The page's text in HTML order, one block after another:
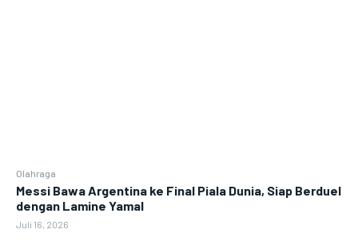
Olahraga
Messi Bawa Argentina ke Final Piala Dunia, Siap Berduel
dengan Lamine Yamal
Juli 16, 2026